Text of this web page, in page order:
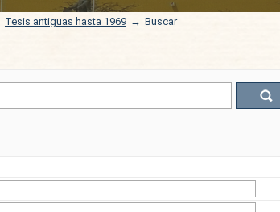
Tesis antiguas hasta 1969 → Buscar